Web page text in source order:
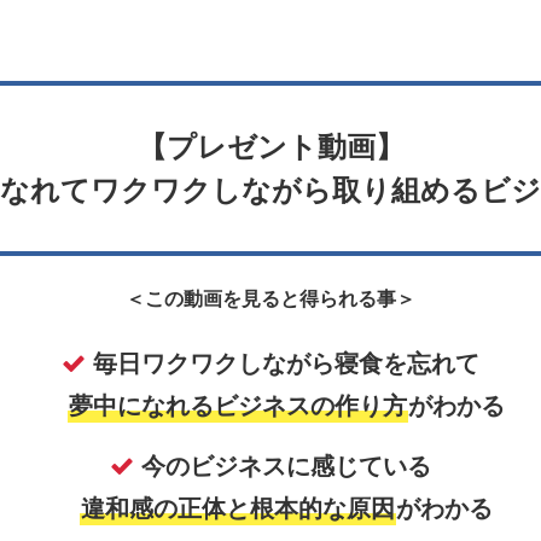
【プレゼント動画】
れてワクワクしながら取り組めるビ
＜この動画を見ると得られる事＞
毎日ワクワクしながら寝食を忘れて
夢中になれるビジネスの作り方がわかる
今のビジネスに感じている
違和感の正体と根本的な原因がわかる